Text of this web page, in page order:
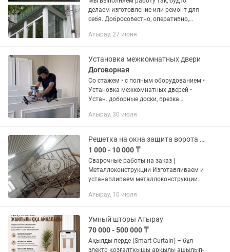
делаем изготовление или ремонт для
себя. Добросовестно, оперативно,
перед нами задачу. Максимально
Атырау, 27 июня
Установка межкомнатных двери
Договорная
Со стажем • с полным оборудованием •
Установка межкомнатных дверей •
Устан. доборные доски, врезка
врезка скрытых петли - Любой
Атырау, 30 июля
Решетка на окна защита ворота навес перила
1 000 - 10 000 ₸
Сварочные работы на заказ |
Металлоконструкции Изготавливаем и
устанавливаем металлоконструкции
Перила и ограждения • Навесы /
Атырау, 10 июля
Умный шторы Атырау
70 000 - 500 000 ₸
Ақылды перде (Smart Curtain) – бұл
электр қозғалтқышы арқылы ашылып-